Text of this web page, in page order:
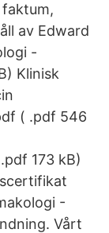
av Edward
-
Klinisk
( .pdf 546
173 kB)
-
Vårt